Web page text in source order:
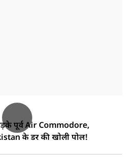
पूर्व Air Commodore,
के डर की खोली पोल!